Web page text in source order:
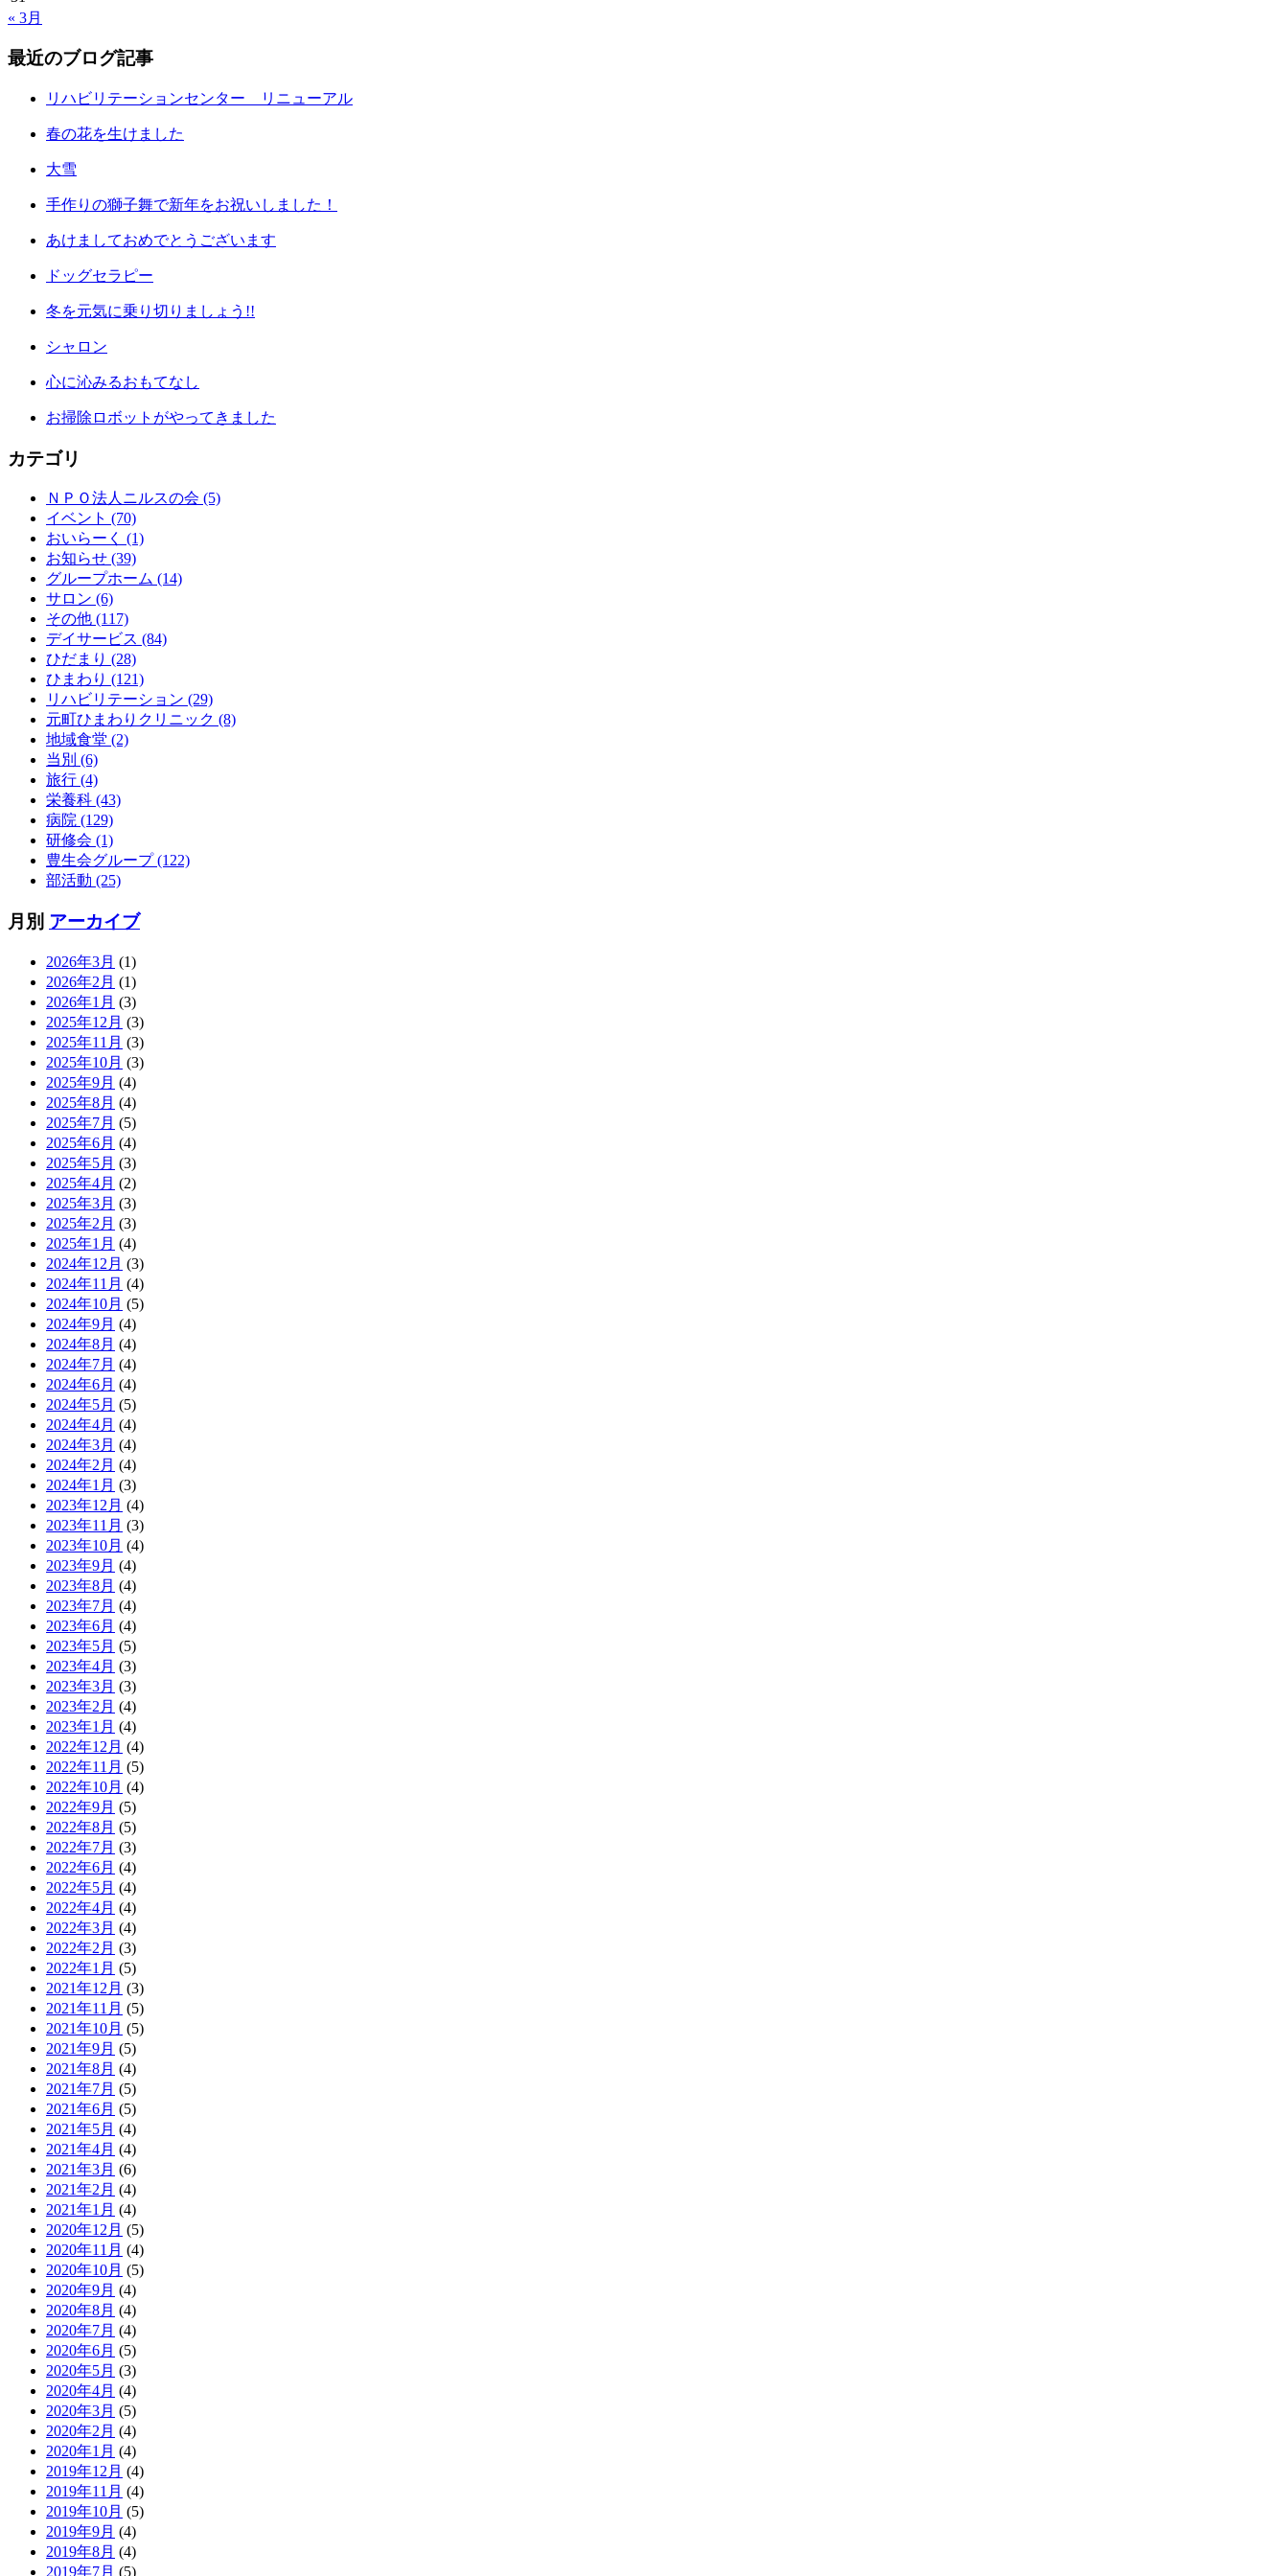
« 3月
最近のブログ記事
リハビリテーションセンター リニューアル
春の花を生けました
大雪
手作りの獅子舞で新年をお祝いしました！
あけましておめでとうございます
ドッグセラピー
冬を元気に乗り切りましょう!!
シャロン
心に沁みるおもてなし
お掃除ロボットがやってきました
カテゴリ
ＮＰＯ法人ニルスの会 (5)
イベント (70)
おいらーく (1)
お知らせ (39)
グループホーム (14)
サロン (6)
その他 (117)
デイサービス (84)
ひだまり (28)
ひまわり (121)
リハビリテーション (29)
元町ひまわりクリニック (8)
地域食堂 (2)
当別 (6)
旅行 (4)
栄養科 (43)
病院 (129)
研修会 (1)
豊生会グループ (122)
部活動 (25)
月別 アーカイブ
2026年3月 (1)
2026年2月 (1)
2026年1月 (3)
2025年12月 (3)
2025年11月 (3)
2025年10月 (3)
2025年9月 (4)
2025年8月 (4)
2025年7月 (5)
2025年6月 (4)
2025年5月 (3)
2025年4月 (2)
2025年3月 (3)
2025年2月 (3)
2025年1月 (4)
2024年12月 (3)
2024年11月 (4)
2024年10月 (5)
2024年9月 (4)
2024年8月 (4)
2024年7月 (4)
2024年6月 (4)
2024年5月 (5)
2024年4月 (4)
2024年3月 (4)
2024年2月 (4)
2024年1月 (3)
2023年12月 (4)
2023年11月 (3)
2023年10月 (4)
2023年9月 (4)
2023年8月 (4)
2023年7月 (4)
2023年6月 (4)
2023年5月 (5)
2023年4月 (3)
2023年3月 (3)
2023年2月 (4)
2023年1月 (4)
2022年12月 (4)
2022年11月 (5)
2022年10月 (4)
2022年9月 (5)
2022年8月 (5)
2022年7月 (3)
2022年6月 (4)
2022年5月 (4)
2022年4月 (4)
2022年3月 (4)
2022年2月 (3)
2022年1月 (5)
2021年12月 (3)
2021年11月 (5)
2021年10月 (5)
2021年9月 (5)
2021年8月 (4)
2021年7月 (5)
2021年6月 (5)
2021年5月 (4)
2021年4月 (4)
2021年3月 (6)
2021年2月 (4)
2021年1月 (4)
2020年12月 (5)
2020年11月 (4)
2020年10月 (5)
2020年9月 (4)
2020年8月 (4)
2020年7月 (4)
2020年6月 (5)
2020年5月 (3)
2020年4月 (4)
2020年3月 (5)
2020年2月 (4)
2020年1月 (4)
2019年12月 (4)
2019年11月 (4)
2019年10月 (5)
2019年9月 (4)
2019年8月 (4)
2019年7月 (5)